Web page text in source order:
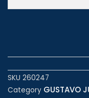
SKU 260247
Category GUSTAVO